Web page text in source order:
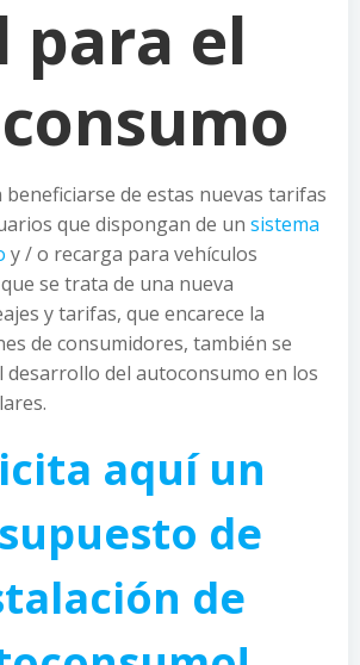
para el
de estas nuevas tarifas
que dispongan de un sistema
y / o recarga para vehículos
se trata de una nueva
y tarifas, que encarece la
de consumidores, también se
desarrollo del autoconsumo en los
aquí un
de
de